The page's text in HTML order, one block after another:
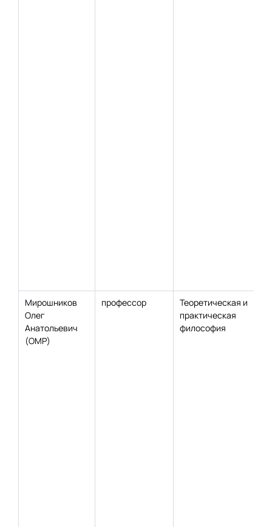
Мирошников
Олег
Анатольевич
(ОМР)
профессор
Теоретическая и
практическая
философия